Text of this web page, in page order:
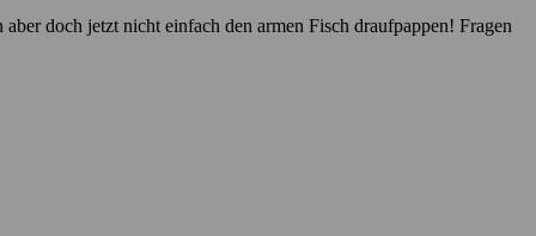
doch jetzt nicht einfach den armen Fisch draufpappen! Fragen